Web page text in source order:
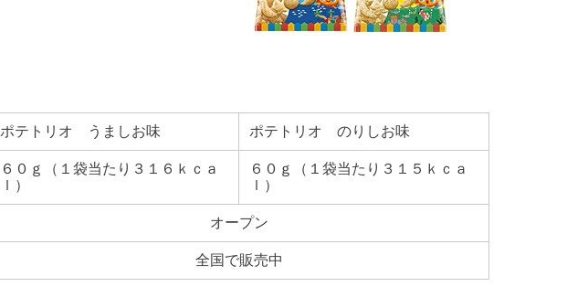
ポテトリオ うましお味 ポテトリオ のりしお味
６０ｇ（１袋当たり３１６ｋｃａ
ｌ）
６０ｇ（１袋当たり３１５ｋｃａ
ｌ）
オープン
全国で販売中